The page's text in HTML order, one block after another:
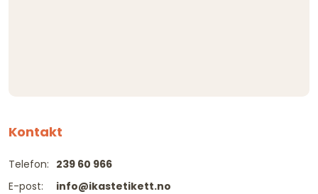
Kontakt
Telefon:
E-post:
239 60 966
info@ikastetikett.no